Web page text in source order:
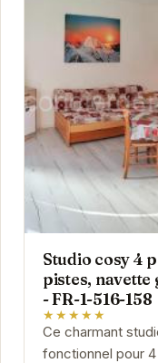
Studio cosy 4
pistes, navette
- FR-1-516-158
★★★★★
Ce charmant
fonctionnel pour